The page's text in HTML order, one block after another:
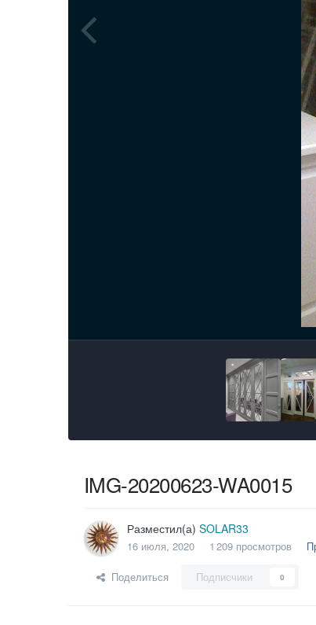
IMG-20200623-WA0015
Разместил(а) SOLAR33
16 июля, 2020 1 209 просмотров
Поделиться Подписчики 0